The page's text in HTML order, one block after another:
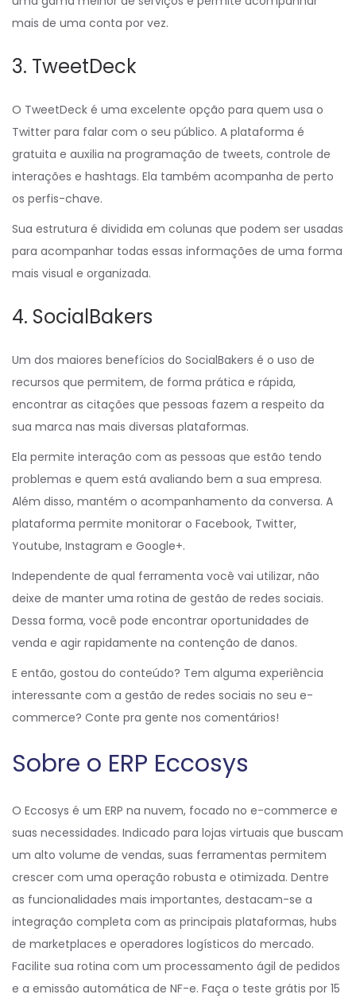
mais de uma conta por vez.
3. TweetDeck
O TweetDeck é uma excelente opção para quem usa o
Twitter para falar com o seu público. A plataforma é
gratuita e auxilia na programação de tweets, controle de
interações e hashtags. Ela também acompanha de perto
os perfis-chave.
Sua estrutura é dividida em colunas que podem ser usadas
para acompanhar todas essas informações de uma forma
mais visual e organizada.
4. SocialBakers
Um dos maiores benefícios do SocialBakers é o uso de
recursos que permitem, de forma prática e rápida,
encontrar as citações que pessoas fazem a respeito da
sua marca nas mais diversas plataformas.
Ela permite interação com as pessoas que estão tendo
problemas e quem está avaliando bem a sua empresa.
Além disso, mantém o acompanhamento da conversa. A
plataforma permite monitorar o Facebook, Twitter,
Youtube, Instagram e Google+.
Independente de qual ferramenta você vai utilizar, não
deixe de manter uma rotina de gestão de redes sociais.
Dessa forma, você pode encontrar oportunidades de
venda e agir rapidamente na contenção de danos.
E então, gostou do conteúdo? Tem alguma experiência
interessante com a gestão de redes sociais no seu e-
commerce? Conte pra gente nos comentários!
Sobre o ERP Eccosys
O Eccosys é um ERP na nuvem, focado no e-commerce e
suas necessidades. Indicado para lojas virtuais que buscam
um alto volume de vendas, suas ferramentas permitem
crescer com uma operação robusta e otimizada. Dentre
as funcionalidades mais importantes, destacam-se a
integração completa com as principais plataformas, hubs
de marketplaces e operadores logísticos do mercado.
Facilite sua rotina com um processamento ágil de pedidos
e a emissão automática de NF-e. Faça o teste grátis por 15